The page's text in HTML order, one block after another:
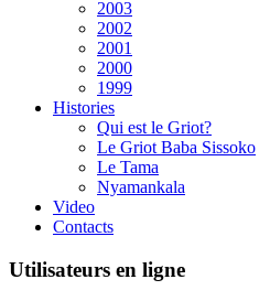
2003
2002
2001
2000
1999
Histories
Qui est le Griot?
Le Griot Baba Sissoko
Le Tama
Nyamankala
Video
Contacts
Utilisateurs en ligne